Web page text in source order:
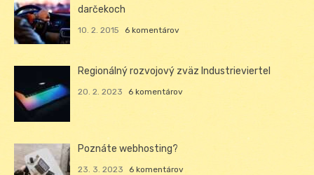
darčekoch
10. 2. 2015 6 komentárov
Regionálný rozvojový zväz Industrieviertel
20. 2. 2023 6 komentárov
Poznáte webhosting?
23. 3. 2023 6 komentárov